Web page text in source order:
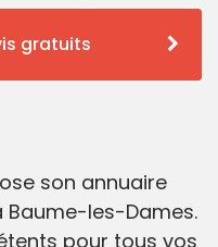
gratuits
son annuaire
les-Dames.
pour tous vos